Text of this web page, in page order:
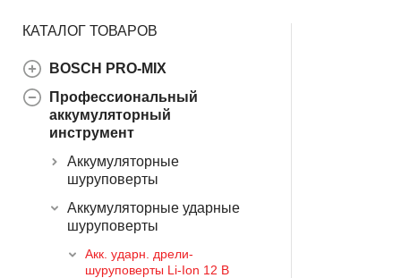
КАТАЛОГ ТОВАРОВ
BOSCH PRO-MIX
Профессиональный
аккумуляторный
инструмент
Аккумуляторные
шуруповерты
Аккумуляторные ударные
шуруповерты
Акк. ударн. дрели-
шуруповерты Li-Ion 12 В